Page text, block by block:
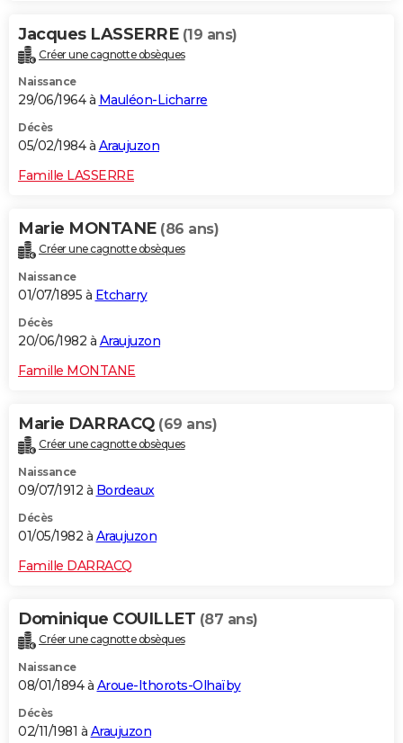
Jacques LASSERRE (19 ans)
Créer une cagnotte obsèques
Naissance
29/06/1964 à Mauléon-Licharre
Décès
05/02/1984 à Araujuzon
Famille LASSERRE
Marie MONTANE (86 ans)
Créer une cagnotte obsèques
Naissance
01/07/1895 à Etcharry
Décès
20/06/1982 à Araujuzon
Famille MONTANE
Marie DARRACQ (69 ans)
Créer une cagnotte obsèques
Naissance
09/07/1912 à Bordeaux
Décès
01/05/1982 à Araujuzon
Famille DARRACQ
Dominique COUILLET (87 ans)
Créer une cagnotte obsèques
Naissance
08/01/1894 à Aroue-Ithorots-Olhaïby
Décès
02/11/1981 à Araujuzon